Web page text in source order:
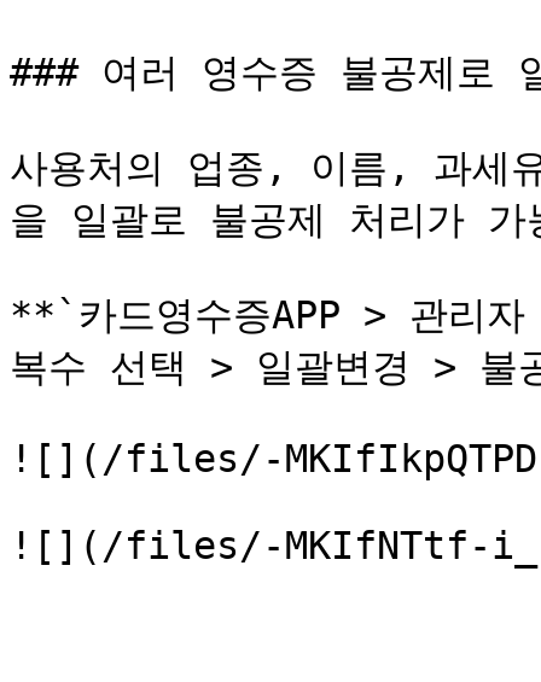
### 여러 영수증 불공제로
사용처의 업종, 이름, 과세
을 일괄로 불공제 처리가 가
**`카드영수증APP > 관리
복수 선택 > 일괄변경 > 불
![](/files/-